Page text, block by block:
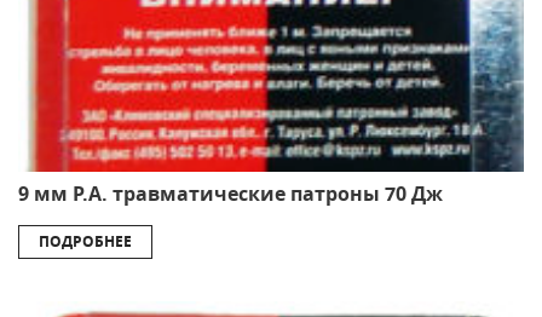
9 мм Р.А. травматические патроны 70 Дж
ПОДРОБНЕЕ